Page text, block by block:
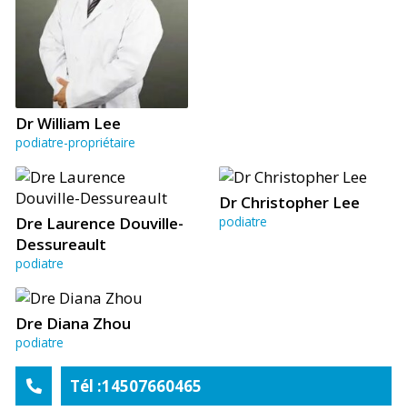
Tél :14507660465
Dr William Lee
podiatre-propriétaire
Dre Laurence Douville-
Dessureault
podiatre
Dr Christopher Lee
podiatre
Dre Diana Zhou
podiatre